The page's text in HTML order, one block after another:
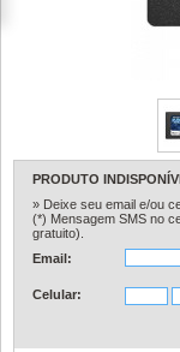
PRODUTO
» Deixe seu email e/ou
(*) Mensagem SMS no
gratuito).
Email:
Celular: